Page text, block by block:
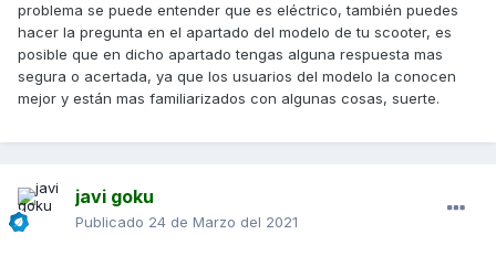
problema se puede entender que es eléctrico, también puedes
hacer la pregunta en el apartado del modelo de tu scooter, es
posible que en dicho apartado tengas alguna respuesta mas
segura o acertada, ya que los usuarios del modelo la conocen
mejor y están mas familiarizados con algunas cosas, suerte.
javi goku
Publicado 24 de Marzo del 2021